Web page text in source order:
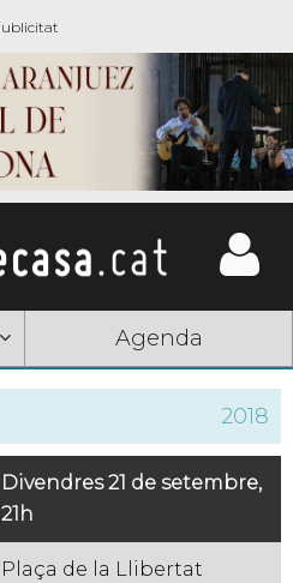
Agenda
2018
Divendres 21 de setembre,
21h
Plaça de la Llibertat